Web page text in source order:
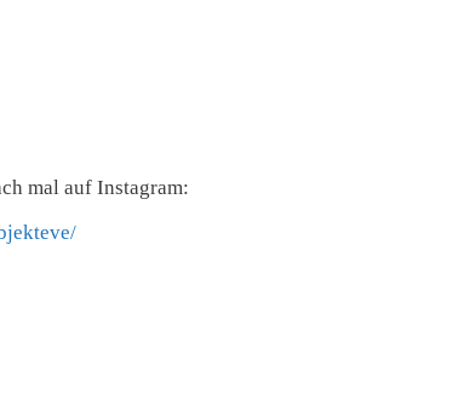
mal auf Instagram: